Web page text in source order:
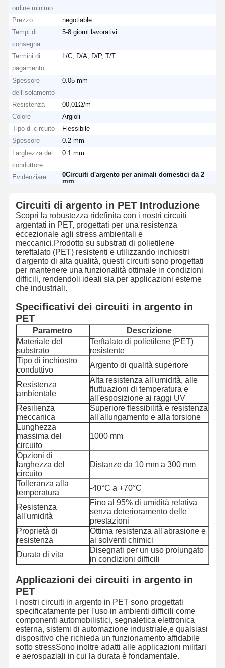
ordine minimo
Prezzo
negotiable
Tempi di
consegna
5-8 giorni lavorativi
Termini di
pagamento
L/C, D/A, D/P, T/T
Spessore
dell'isolamento
0.05 mm
Resistenza
00,01Ω/m
Colore
Argioli
Tipo di circuito
Flessibile
Spessore
0.2 mm
Larghezza del
conduttore
0.1 mm
Evidenziare:
0Circuiti d'argento per animali domestici da 2
mm
Circuiti di argento in PET Introduzione
Scopri la robustezza ridefinita con i nostri circuiti
argentati in PET, progettati per una resistenza
eccezionale agli stress ambientali e
meccanici.Prodotto su substrati di polietilene
tereftalato (PET) resistenti e utilizzando inchiostri
d'argento di alta qualità, questi circuiti sono progettati
per mantenere una funzionalità ottimale in condizioni
difficili, rendendoli ideali sia per applicazioni esterne
che industriali.
Specificativi dei circuiti in argento in
PET
Parametro
Descrizione
Materiale del
substrato
Terftalato di polietilene (PET)
resistente
Tipo di inchiostro
conduttivo
Argento di qualità superiore
Resistenza
ambientale
Alta resistenza all'umidità, alle
fluttuazioni di temperatura e
all'esposizione ai raggi UV
Resilienza
meccanica
Superiore flessibilità e resistenza
all'allungamento e alla torsione
Lunghezza
massima del
circuito
1000 mm
Opzioni di
larghezza del
circuito
Distanze da 10 mm a 300 mm
Tolleranza alla
temperatura
-40°C a +70°C
Resistenza
all'umidità
Fino al 95% di umidità relativa
senza deterioramento delle
prestazioni
Proprietà di
resistenza
Ottima resistenza all'abrasione e
ai solventi chimici
Durata di vita
Disegnati per un uso prolungato
in condizioni difficili
Applicazioni dei circuiti in argento in
PET
I nostri circuiti in argento in PET sono progettati
specificatamente per l'uso in ambienti difficili come
componenti automobilistici, segnaletica elettronica
esterna, sistemi di automazione industriale,e qualsiasi
dispositivo che richieda un funzionamento affidabile
sotto stressSono inoltre adatti alle applicazioni militari
e aerospaziali in cui la durata è fondamentale.